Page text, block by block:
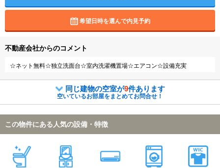
希望日時を選んで内見予約
不動産会社からのコメント
☆ネット無料☆独立洗面台☆室内洗濯機置場☆エアコン☆設備充実
同じ建物の空室が9件あります
空いているお部屋をまとめてお問合せ！
この物件にある人気の設備・特徴